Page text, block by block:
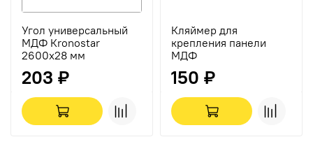
Угол универсальный
МДФ Кronostar
2600х28 мм
203 ₽
Кляймер для
крепления панели
МДФ
150 ₽